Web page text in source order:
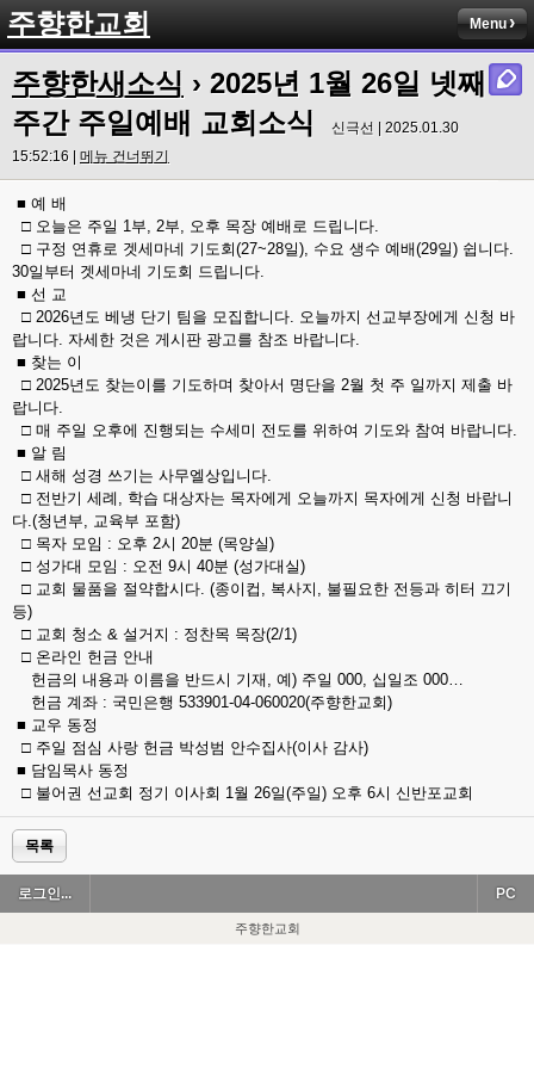
주향한교회 Menu
주향한새소식 › 2025년 1월 26일 넷째
주간 주일예배 교회소식
신극선 | 2025.01.30
15:52:16 | 메뉴 건너뛰기
■ 예 배
□ 오늘은 주일 1부, 2부, 오후 목장 예배로 드립니다.
□ 구정 연휴로 겟세마네 기도회(27~28일), 수요 생수 예배(29일) 쉽니다.
30일부터 겟세마네 기도회 드립니다.
■ 선 교
□ 2026년도 베냉 단기 팀을 모집합니다. 오늘까지 선교부장에게 신청 바
랍니다. 자세한 것은 게시판 광고를 참조 바랍니다.
■ 찾는 이
□ 2025년도 찾는이를 기도하며 찾아서 명단을 2월 첫 주 일까지 제출 바
랍니다.
□ 매 주일 오후에 진행되는 수세미 전도를 위하여 기도와 참여 바랍니다.
■ 알 림
□ 새해 성경 쓰기는 사무엘상입니다.
□ 전반기 세례, 학습 대상자는 목자에게 오늘까지 목자에게 신청 바랍니
다.(청년부, 교육부 포함)
□ 목자 모임 : 오후 2시 20분 (목양실)
□ 성가대 모임 : 오전 9시 40분 (성가대실)
□ 교회 물품을 절약합시다. (종이컵, 복사지, 불필요한 전등과 히터 끄기
등)
□ 교회 청소 & 설거지 : 정찬목 목장(2/1)
□ 온라인 헌금 안내
헌금의 내용과 이름을 반드시 기재, 예) 주일 000, 십일조 000…
헌금 계좌 : 국민은행 533901-04-060020(주향한교회)
■ 교우 동정
□ 주일 점심 사랑 헌금 박성범 안수집사(이사 감사)
■ 담임목사 동정
□ 불어권 선교회 정기 이사회 1월 26일(주일) 오후 6시 신반포교회
목록
로그인... PC
주향한교회